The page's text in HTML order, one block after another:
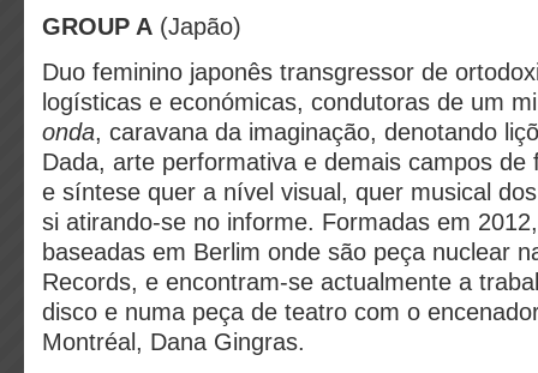
GROUP A (Japão)
Duo feminino japonês transgressor de
logísticas e económicas, condutoras de um
onda, caravana da imaginação, denotando
Dada, arte performativa e demais campos de
e síntese quer a nível visual, quer musical
si atirando-se no informe. Formadas em
baseadas em Berlim onde são peça nuclear
Records, e encontram-se actualmente a
disco e numa peça de teatro com o
Montréal, Dana Gingras.